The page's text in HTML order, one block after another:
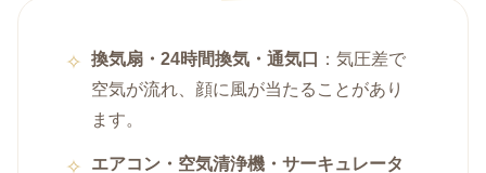
換気扇・24時間換気・通気口
：気圧差で
空気が流れ、顔に風が当たることがあり
ます。
エアコン・空気清浄機・サーキュレータ